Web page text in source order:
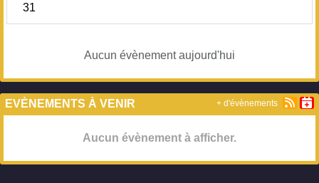
31
Aucun évènement aujourd'hui
EVÈNEMENTS À VENIR
Aucun évènement à afficher.
+ d'évènements